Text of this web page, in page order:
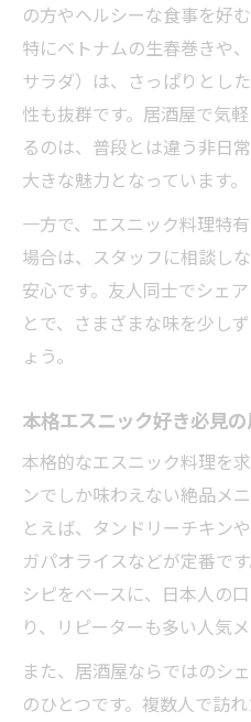
の方やヘルシーな食事を好
特にベトナムの生春巻きや
サラダ）は、さっぱりとし
性も抜群です。居酒屋で気
るのは、普段とは違う非日
大きな魅力となっています。
一方で、エスニック料理特
場合は、スタッフに相談し
安心です。友人同士でシェ
とで、さまざまな味を少し
ょう。
本格エスニック好き必見
本格的なエスニック料理を
ンでしか味わえない絶品メ
とえば、タンドリーチキン
ガパオライスなどが定番で
シピをベースに、日本人の
り、リピーターも多い人気メ
また、居酒屋ならではのシ
のひとつです。複数人で訪